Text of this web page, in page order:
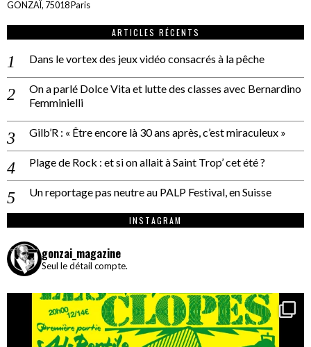
GONZAÏ, 75018 Paris
ARTICLES RÉCENTS
Dans le vortex des jeux vidéo consacrés à la pêche
On a parlé Dolce Vita et lutte des classes avec Bernardino
Femminielli
Gilb’R : « Être encore là 30 ans après, c’est miraculeux »
Plage de Rock : et si on allait à Saint Trop’ cet été ?
Un reportage pas neutre au PALP Festival, en Suisse
INSTAGRAM
gonzai_magazine
Seul le détail compte.